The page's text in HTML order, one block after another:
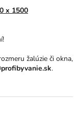
x 1500
žalúzie či okna,
.